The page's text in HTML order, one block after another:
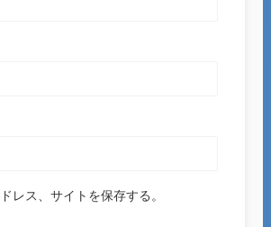
レス、サイトを保存する。